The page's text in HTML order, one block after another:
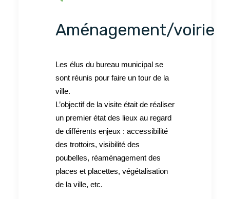
Aménagement/voirie
Les élus du bureau municipal se
sont réunis pour faire un tour de la
ville.
L’objectif de la visite était de réaliser
un premier état des lieux au regard
de différents enjeux : accessibilité
des trottoirs, visibilité des
poubelles, réaménagement des
places et placettes, végétalisation
de la ville, etc.